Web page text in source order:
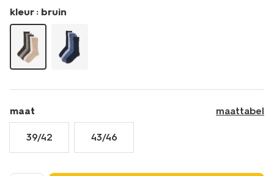
bruin-
4151025BROWN.html
kleur : bruin
maat maattabel
39/42 43/46